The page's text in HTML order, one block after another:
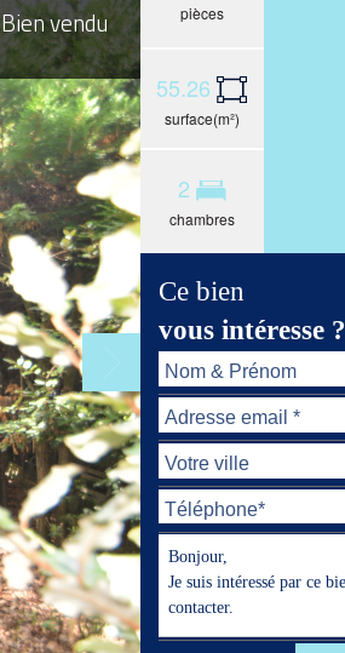
Bien vendu pièces
55.26
surface(m²)
2
chambres
Ce bien
vous intéresse ?